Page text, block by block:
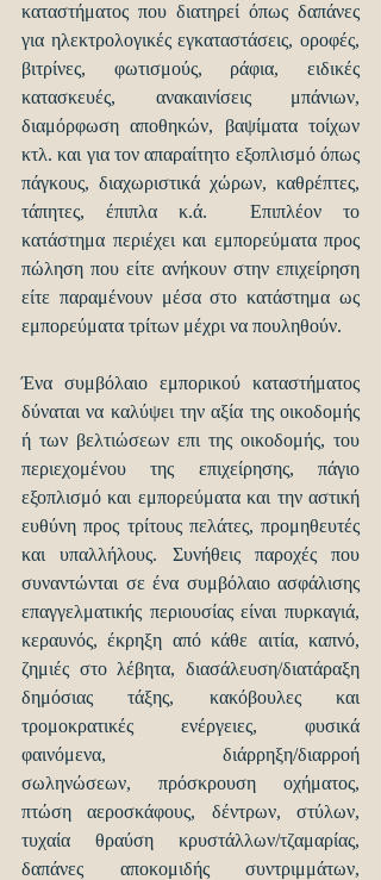
καταστήματος που διατηρεί όπως δαπάνες
για ηλεκτρολογικές εγκαταστάσεις, οροφές,
βιτρίνες, φωτισμούς, ράφια, ειδικές
κατασκευές, ανακαινίσεις μπάνιων,
διαμόρφωση αποθηκών, βαψίματα τοίχων
κτλ. και για τον απαραίτητο εξοπλισμό όπως
πάγκους, διαχωριστικά χώρων, καθρέπτες,
τάπητες, έπιπλα κ.ά.  Επιπλέον το
κατάστημα περιέχει και εμπορεύματα προς
πώληση που είτε ανήκουν στην επιχείρηση
είτε παραμένουν μέσα στο κατάστημα ως
εμπορεύματα τρίτων μέχρι να πουληθούν.
Ένα συμβόλαιο εμπορικού καταστήματος
δύναται να καλύψει την αξία της οικοδομής
ή των βελτιώσεων επι της οικοδομής, του
περιεχομένου της επιχείρησης, πάγιο
εξοπλισμό και εμπορεύματα και την αστική
ευθύνη προς τρίτους πελάτες, προμηθευτές
και υπαλλήλους. Συνήθεις παροχές που
συναντώνται σε ένα συμβόλαιο ασφάλισης
επαγγελματικής περιουσίας είναι πυρκαγιά,
κεραυνός, έκρηξη από κάθε αιτία, καπνό,
ζημιές στο λέβητα, διασάλευση/διατάραξη
δημόσιας τάξης, κακόβουλες και
τρομοκρατικές ενέργειες, φυσικά
φαινόμενα, διάρρηξη/διαρροή
σωληνώσεων, πρόσκρουση οχήματος,
πτώση αεροσκάφους, δέντρων, στύλων,
τυχαία θραύση κρυστάλλων/τζαμαρίας,
δαπάνες αποκομιδής συντριμμάτων,